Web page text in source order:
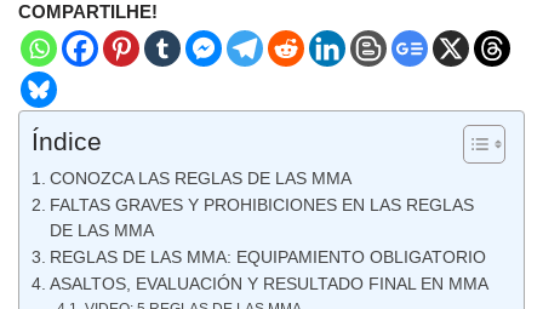
COMPARTILHE!
Índice
CONOZCA LAS REGLAS DE LAS MMA
FALTAS GRAVES Y PROHIBICIONES EN LAS REGLAS
DE LAS MMA
REGLAS DE LAS MMA: EQUIPAMIENTO OBLIGATORIO
ASALTOS, EVALUACIÓN Y RESULTADO FINAL EN MMA